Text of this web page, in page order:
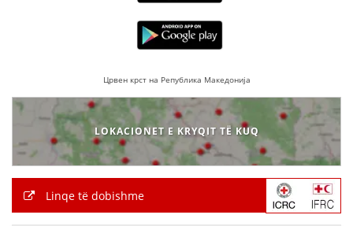
BASHKËPUNIM NDËRKOMBËTAR
MARRËVESHJE
PROJEKTE
SHËRBIMI PËR KËRKIM
VEPRIMTARI SHËNDETËSORE PREVENTIVE
DHURIMI I GJAKUT
Црвен крст на Република Македонија
LOKACIONET E KRYQIT TË KUQ
Linqe të dobishme